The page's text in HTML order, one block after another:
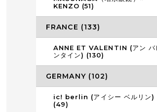
KENZO (51)
FRANCE (133)
ANNE ET VALENTIN (アン バ
ンタイン) (130)
GERMANY (102)
ic! berlin (アイシー ベルリン)
(49)